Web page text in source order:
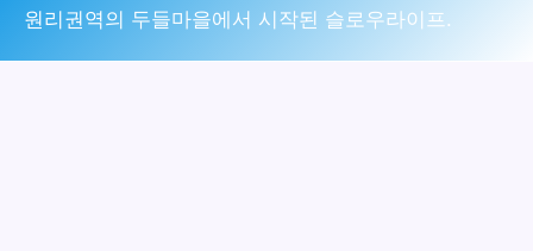
로
원리권역의 두들마을에서 시작된 슬로우라이프.